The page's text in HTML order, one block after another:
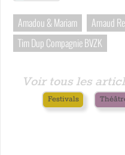
Amadou & Mariam Arnaud
Tim Dup Compagnie BVZK
Voir tous les
Festivals